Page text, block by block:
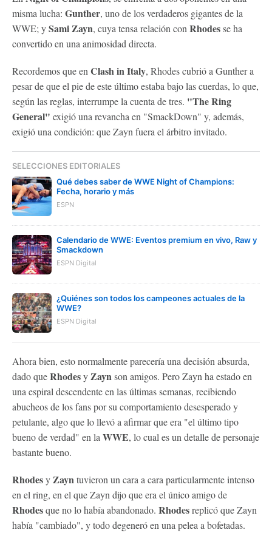
misma lucha: Gunther, uno de los verdaderos gigantes de la
WWE; ySami Zayn, cuya tensa relación con Rhodesse ha
convertido en una animosidad directa.
Recordemos que en Clash in Italy, Rhodes cubrió a Gunther a
pesar de que el pie de este último estaba bajo las cuerdas, lo que,
según las reglas, interrumpe la cuenta de tres. "The Ring
General" exigió una revancha en "SmackDown" y, además,
exigió una condición: que Zayn fuera el árbitro invitado.
SELECCIONES EDITORIALES
Qué debes saber de WWE Night of Champions:
Fecha, horario y más
ESPN
Calendario de WWE: Eventos premium en vivo, Raw y
Smackdown
ESPN Digital
¿Quiénes son todos los campeones actuales de la
WWE?
ESPN Digital
Ahora bien, esto normalmente parecería una decisión absurda,
dado queRhodesyZaynson amigos. Pero Zayn ha estado en
una espiral descendente en las últimas semanas, recibiendo
abucheos de los fans por su comportamiento desesperado y
petulante, algo que lo llevó a afirmar que era "el último tipo
bueno de verdad" en la WWE, lo cual es un detalle de personaje
bastante bueno.
RhodesyZayntuvieron un cara a cara particularmente intenso
en el ring, en el que Zayn dijo que era el único amigo de
Rhodesque no lo había abandonado. Rhodesreplicó que Zayn
había "cambiado", y todo degeneró en una pelea a bofetadas.